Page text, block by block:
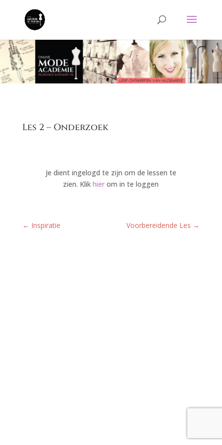
Les 2 – Onderzoek
Je dient ingelogd te zijn om de lessen te
zien. Klikhier om in te loggen
← Inspiratie Voorbereidende Les →